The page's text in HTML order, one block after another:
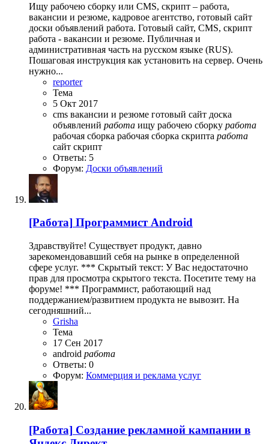
Ищу рабочею сборку или CMS, скрипт – работа,
вакансии и резюме, кадровое агентство, готовый сайт
доски объявлений работа. Готовый сайт, CMS, скрипт
работа - вакансии и резюме. Публичная и
административная часть на русском языке (RUS).
Пошаговая инструкция как установить на сервер. Очень
нужно...
reporter
Тема
5 Окт 2017
cms вакансии и резюме готовый сайт доска
объявлений работа ищу рабочею сборку работа
рабочая сборка рабочая сборка скрипта работа
сайт скрипт
Ответы: 5
Форум: Доски объявлений
[Работа] Программист Android
Здравствуйте! Существует продукт, давно
зарекомендовавший себя на рынке в определенной
сфере услуг. *** Скрытый текст: У Вас недостаточно
прав для просмотра скрытого текста. Посетите тему на
форуме! *** Программист, работающий над
поддержанием/развитием продукта не вывозит. На
сегодняшний...
Grisha
Тема
17 Сен 2017
android работа
Ответы: 0
Форум: Коммерция и реклама услуг
[Работа] Создание рекламной кампании в